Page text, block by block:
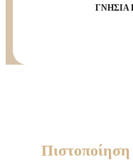
ΓΝΗΣΙΑ